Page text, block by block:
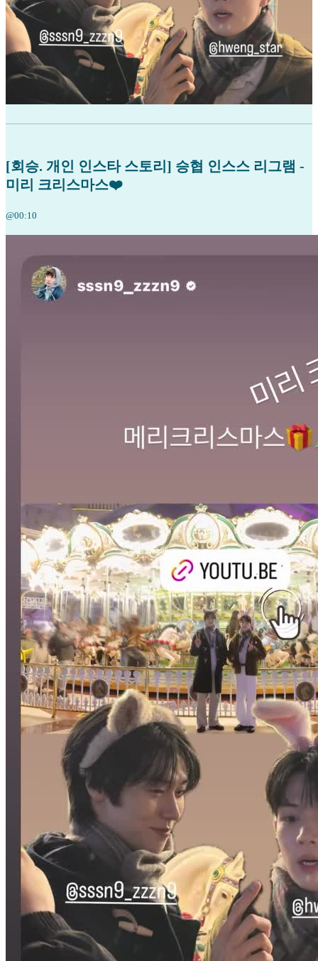
[회승. 개인 인스타 스토리] 승협 인스스 리그램 -
미리 크리스마스❤️
@00:10